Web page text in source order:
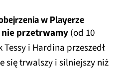
w Playerze
nie przetrwamy(od 10
i Hardina przeszedł
się trwalszy i silniejszy niż